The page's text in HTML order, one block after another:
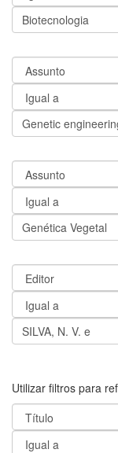
Utilizar filtros para